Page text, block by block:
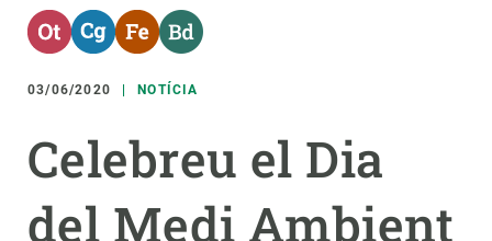
d'ariadna
03/06/2020 NOTÍCIA
Celebreu el Dia
del Medi Ambient
responsive
Responsive
menu
RECERCA
CIÈNCIA EN ACCIÓ